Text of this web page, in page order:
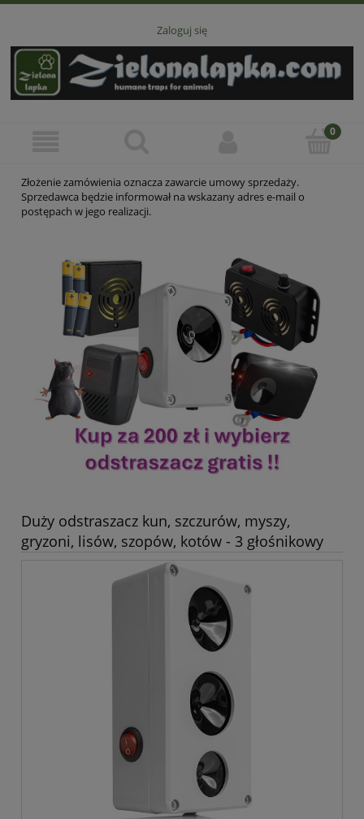
Zaloguj się
Złożenie zamówienia oznacza zawarcie umowy sprzedaży.
Sprzedawca będzie informował na wskazany adres e-mail o
postępach w jego realizacji.
Duży odstraszacz kun, szczurów, myszy,
gryzoni, lisów, szopów, kotów - 3 głośnikowy